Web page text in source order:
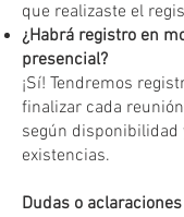
que realizaste el
¿Habrá registro en
presencial?
¡Sí! Tendremos
finalizar cada
según disponibilidad
existencias.
Dudas o aclaraciones